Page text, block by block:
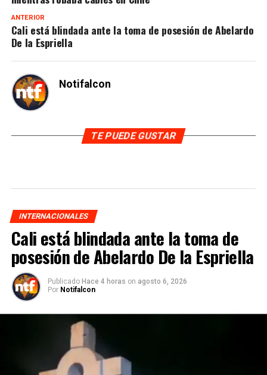
ANTERIOR
Cali está blindada ante la toma de posesión de Abelardo
De la Espriella
Notifalcon
TE PUEDE GUSTAR
INTERNACIONALES
Cali está blindada ante la toma de
posesión de Abelardo De la Espriella
Publicado Hace 4 horas on agosto 6, 2026
Por Notifalcon